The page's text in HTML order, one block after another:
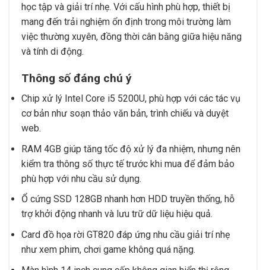
học tập và giải trí nhẹ. Với cấu hình phù hợp, thiết bị
mang đến trải nghiệm ổn định trong môi trường làm
việc thường xuyên, đồng thời cân bằng giữa hiệu năng
và tính di động.
Thông số đáng chú ý
Chip xử lý Intel Core i5 5200U, phù hợp với các tác vụ
cơ bản như soạn thảo văn bản, trình chiếu và duyệt
web.
RAM 4GB giúp tăng tốc độ xử lý đa nhiệm, nhưng nên
kiểm tra thông số thực tế trước khi mua để đảm bảo
phù hợp với nhu cầu sử dụng.
Ổ cứng SSD 128GB nhanh hơn HDD truyền thống, hỗ
trợ khởi động nhanh và lưu trữ dữ liệu hiệu quả.
Card đồ họa rời GT820 đáp ứng nhu cầu giải trí nhẹ
như xem phim, chơi game không quá nặng.